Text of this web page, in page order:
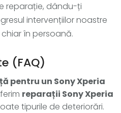
reparație, dându-ți
intervențiilor noastre
în persoană.
(FAQ)
pentru un Sony Xperia
reparații Sony Xperia
tipurile de deteriorări.